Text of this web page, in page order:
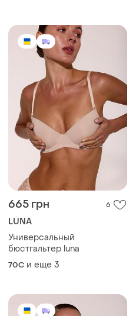
665 грн 6
LÚNA
Универсальный
бюстгальтер luna
70C и еще 3